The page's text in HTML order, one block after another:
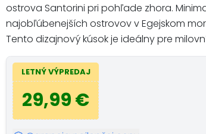
ostrova Santorini pri pohľade zhora.
najobľúbenejších ostrovov v Egejskom
Tento dizajnový kúsok je ideálny pre
LETNÝ VÝPREDAJ
29,99 €